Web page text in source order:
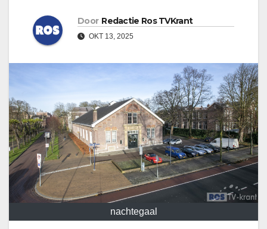
Door Redactie Ros TVKrant
OKT 13, 2025
nachtegaal